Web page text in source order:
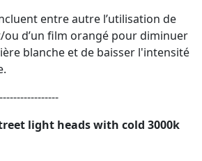
entre autre l’utilisation de
ou d’un film orangé pour diminuer
blanche et de baisser l'intensité
light heads with cold 3000k